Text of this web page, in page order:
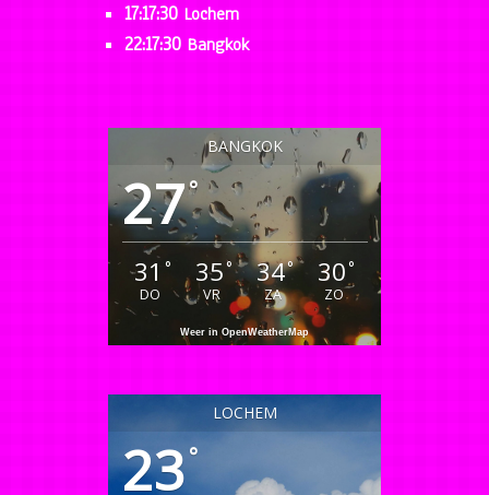
17:17:30 Lochem
22:17:30 Bangkok
BANGKOK
27°
31 °
DO
35°
VR
34°
ZA
30°
ZO
Weer in OpenWeatherMap
LOCHEM
23°